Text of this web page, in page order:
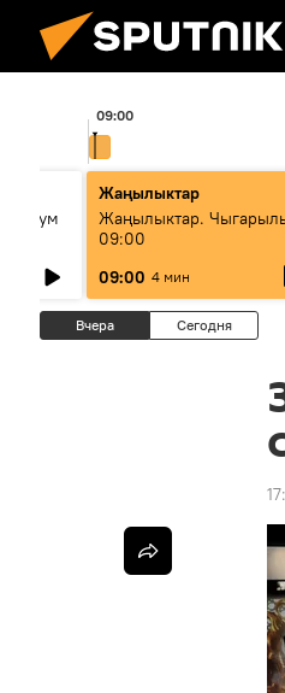
09:00
бум
Жаңылыктар
Жаңылыктар.
09:00
09:00 4 мин
Вчера Сегодня